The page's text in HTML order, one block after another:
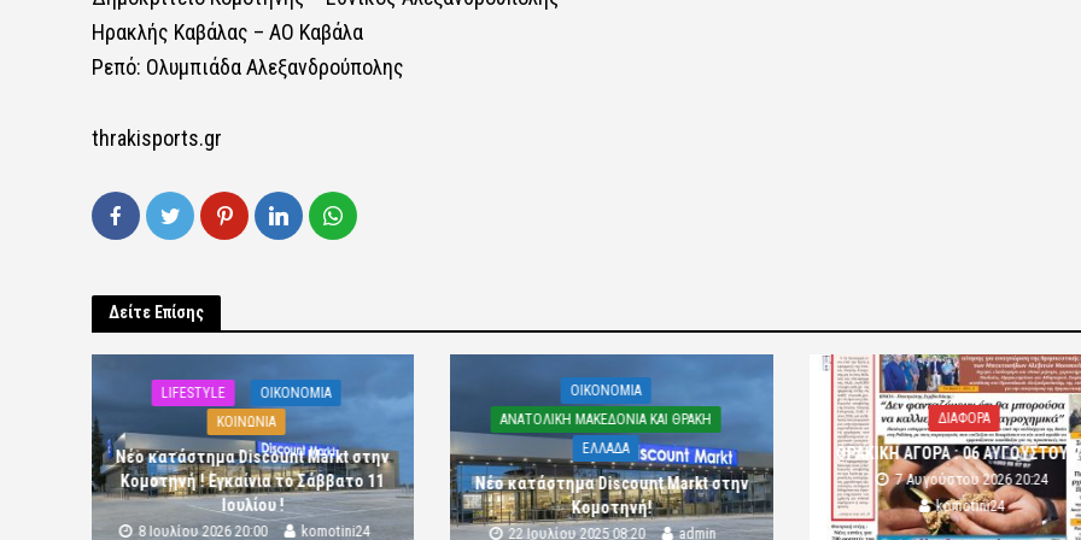
Ηρακλής Καβάλας – ΑΟ Καβάλα
Ρεπό: Ολυμπιάδα Αλεξανδρούπολης
thrakisports.gr
Δείτε Επίσης
LIFESTYLE
OIKONOMIA
ΚΟΙΝΩΝΙΑ
Νέο κατάστημα Discount Markt στην
Κομοτηνή ! Εγκαίνια το Σάββατο 11
Ιουλίου !
8 Ιουλίου 2026 20:00 komotini24
OIKONOMIA
ΑΝΑΤΟΛΙΚΗ ΜΑΚΕΔΟΝΙΑ ΚΑΙ ΘΡΑΚΗ
ΕΛΛΑΔΑ
Νέο κατάστημα Discount Markt στην
Κομοτηνή!
22 Ιουλίου 2025 08:20 admin
ΔΙΑΦΟΡΑ
ΘΡΑΚΙΚΗ ΑΓΟΡΑ : 06 ΑΥΓΟΥΣΤΟΥ
7 Αυγούστου 2026 20:24
komotini24